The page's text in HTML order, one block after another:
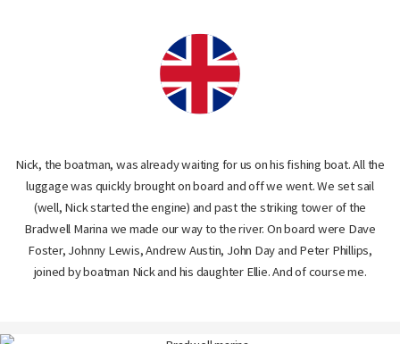
Nick, the boatman, was already waiting for us on his fishing boat. All the
luggage was quickly brought on board and off we went. We set sail
(well, Nick started the engine) and past the striking tower of the
Bradwell Marina we made our way to the river. On board were Dave
Foster, Johnny Lewis, Andrew Austin, John Day and Peter Phillips,
joined by boatman Nick and his daughter Ellie. And of course me.